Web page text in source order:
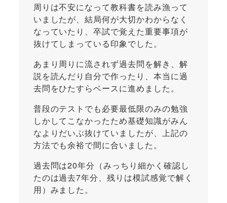
周りは不安になって教科書を読み漁って
いましたが、結局何が大切かわからなく
なっていたり、卒試で覚えた重要事項が
抜けてしまっている印象でした。
あまり周りに流されず過去問を解き、解
説を読んだり自分で作ったり、本当に過
去問をひたすらベースに進めました。
普段のテストでも必要最低限のみの勉強
しかしてこなかったため基礎知識がみん
なよりだいぶ抜けていましたが、上記の
方法でも余裕で間に合いました。
過去問は20年分（みっちり細かく確認し
たのは過去7年分、残りは模試感覚で解く
用）みました。